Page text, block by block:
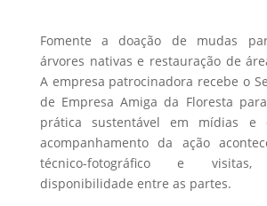
Fomente a doação de mudas
árvores nativas e restauração de
A empresa patrocinadora recebe o
de Empresa Amiga da Floresta
prática sustentável em mídias e
acompanhamento da ação
técnico-fotográfico e
disponibilidade entre as partes.